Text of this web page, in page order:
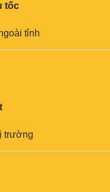
tốc
tỉnh
trường